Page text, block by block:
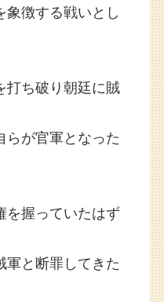
象徴する戦いとし
打ち破り朝廷に賊
らが官軍となった
を握っていたはず
軍と断罪してきた